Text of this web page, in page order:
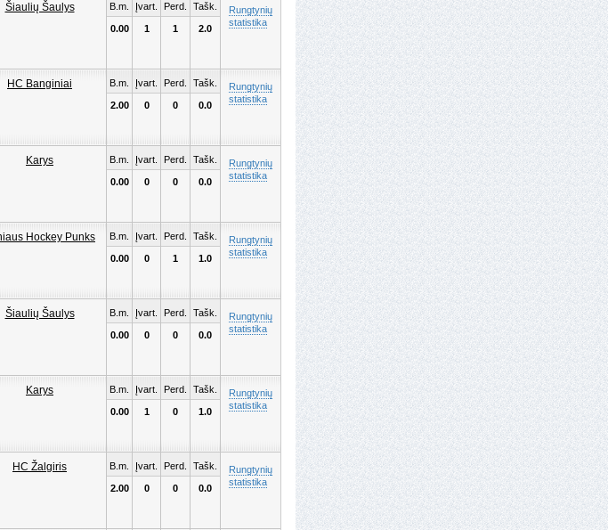
B.m.
0.00
Įvart.
1
Perd.
1
Tašk.
2.0
Rungtynių
statistika
B.m.
2.00
Įvart.
0
Perd.
0
Tašk.
0.0
Rungtynių
statistika
B.m.
0.00
Įvart.
0
Perd.
0
Tašk.
0.0
Rungtynių
statistika
B.m.
0.00
Įvart.
0
Perd.
1
Tašk.
1.0
Rungtynių
statistika
B.m.
0.00
Įvart.
0
Perd.
0
Tašk.
0.0
Rungtynių
statistika
B.m.
0.00
Įvart.
1
Perd.
0
Tašk.
1.0
Rungtynių
statistika
B.m.
2.00
Įvart.
0
Perd.
0
Tašk.
0.0
Rungtynių
statistika